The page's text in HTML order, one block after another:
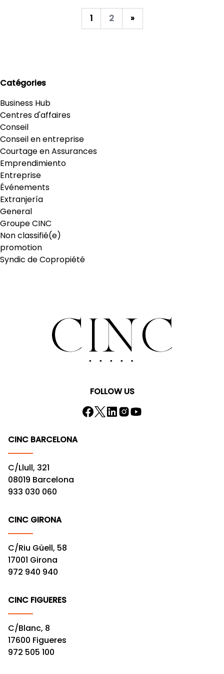
1 2 »
Catégories
Business Hub
Centres d'affaires
Conseil
Conseil en entreprise
Courtage en Assurances
Emprendimiento
Entreprise
Événements
Extranjería
General
Groupe CINC
Non classifié(e)
promotion
Syndic de Copropiété
FOLLOW US
CINC BARCELONA
C/Llull, 321
08019 Barcelona
933 030 060
CINC GIRONA
C/Riu Güell, 58
17001 Girona
972 940 940
CINC FIGUERES
C/Blanc, 8
17600 Figueres
972 505 100